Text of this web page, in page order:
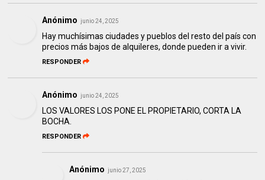
Anónimo junio 24, 2025
Hay muchísimas ciudades y pueblos del resto del país con
precios más bajos de alquileres, donde pueden ir a vivir.
RESPONDER
Anónimo junio 24, 2025
LOS VALORES LOS PONE EL PROPIETARIO, CORTA LA
BOCHA.
RESPONDER
Anónimo junio 27, 2025